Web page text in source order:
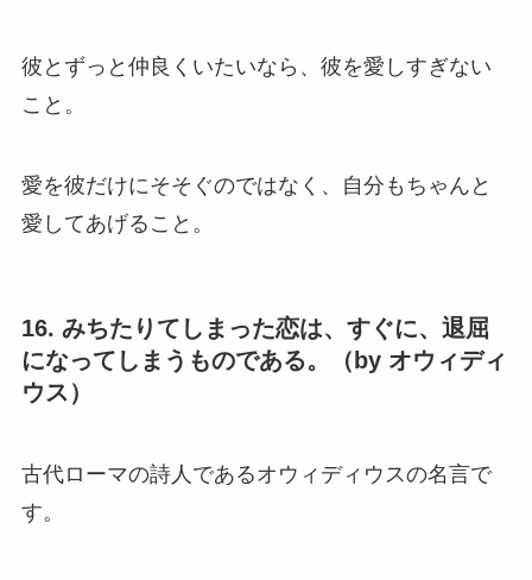
彼とずっと仲良くいたいなら、彼を愛しすぎない
こと。
愛を彼だけにそそぐのではなく、自分もちゃんと
愛してあげること。
16. みちたりてしまった恋は、すぐに、退屈
になってしまうものである。（by オウィディ
ウス）
古代ローマの詩人であるオウィディウスの名言で
す。